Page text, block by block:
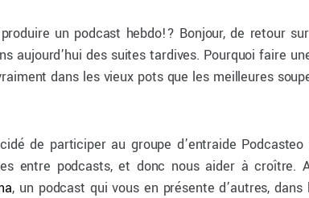
un podcast hebdo!? Bonjour, de retour
aujourd’hui des suites tardives. Pourquoi faire
dans les vieux pots que les meilleures
de participer au groupe d’entraide
entre podcasts, et donc nous aider à croître.
, un podcast qui vous en présente d’autres,